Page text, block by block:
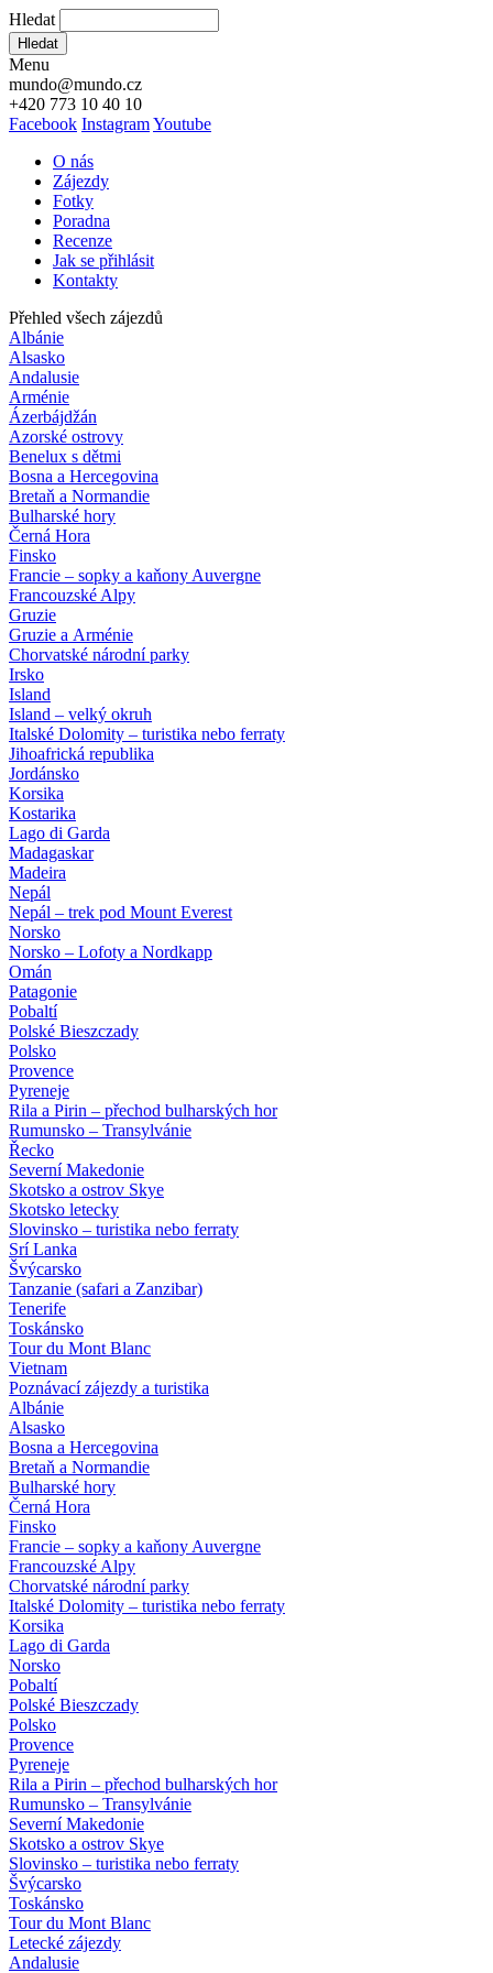
Hledat
Hledat
Menu
mundo@mundo.cz
+420 773 10 40 10
Facebook InstagramYoutube
O nás
Zájezdy
Fotky
Poradna
Recenze
Jak se přihlásit
Kontakty
Přehled všech zájezdů
Albánie
Alsasko
Andalusie
Arménie
Ázerbájdžán
Azorské ostrovy
Benelux s dětmi
Bosna a Hercegovina
Bretaň a Normandie
Bulharské hory
Černá Hora
Finsko
Francie – sopky a kaňony Auvergne
Francouzské Alpy
Gruzie
Gruzie a Arménie
Chorvatské národní parky
Irsko
Island
Island – velký okruh
Italské Dolomity – turistika nebo ferraty
Jihoafrická republika
Jordánsko
Korsika
Kostarika
Lago di Garda
Madagaskar
Madeira
Nepál
Nepál – trek pod Mount Everest
Norsko
Norsko – Lofoty a Nordkapp
Omán
Patagonie
Pobaltí
Polské Bieszczady
Polsko
Provence
Pyreneje
Rila a Pirin – přechod bulharských hor
Rumunsko – Transylvánie
Řecko
Severní Makedonie
Skotsko a ostrov Skye
Skotsko letecky
Slovinsko – turistika nebo ferraty
Srí Lanka
Švýcarsko
Tanzanie (safari a Zanzibar)
Tenerife
Toskánsko
Tour du Mont Blanc
Vietnam
Poznávací zájezdy a turistika
Albánie
Alsasko
Bosna a Hercegovina
Bretaň a Normandie
Bulharské hory
Černá Hora
Finsko
Francie – sopky a kaňony Auvergne
Francouzské Alpy
Chorvatské národní parky
Italské Dolomity – turistika nebo ferraty
Korsika
Lago di Garda
Norsko
Pobaltí
Polské Bieszczady
Polsko
Provence
Pyreneje
Rila a Pirin – přechod bulharských hor
Rumunsko – Transylvánie
Severní Makedonie
Skotsko a ostrov Skye
Slovinsko – turistika nebo ferraty
Švýcarsko
Toskánsko
Tour du Mont Blanc
Letecké zájezdy
Andalusie